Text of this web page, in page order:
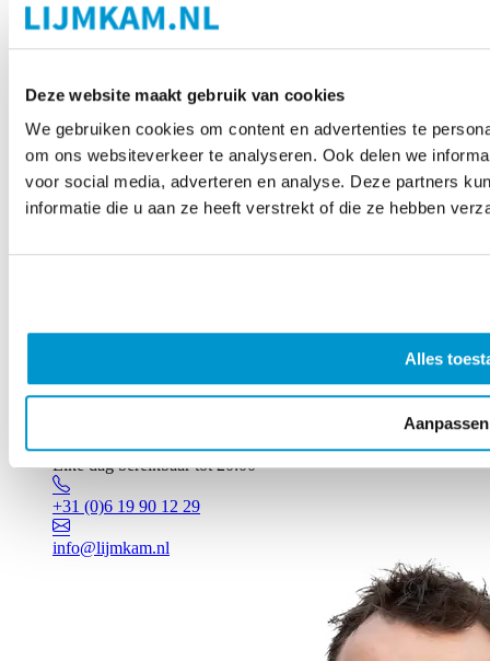
Deze website maakt gebruik van cookies
We gebruiken cookies om content en advertenties te
om ons websiteverkeer te analyseren. Ook delen we
voor social media, adverteren en analyse. Deze partners
informatie die u aan ze heeft verstrekt of die ze hebben
Alles
Aanpassen
Merken
Elke dag bereikbaar tot 20:00
+31 (0)6 19 90 12 29
info@lijmkam.nl